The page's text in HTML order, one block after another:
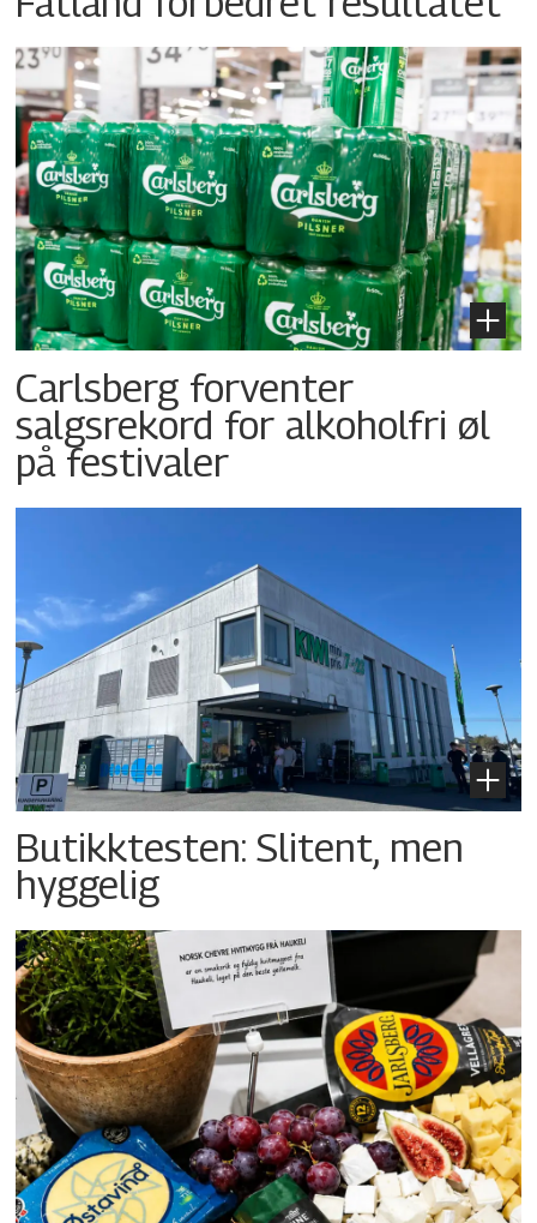
Carlsberg forventer
salgsrekord for alkoholfri øl
på festivaler
Butikktesten: Slitent, men
hyggelig